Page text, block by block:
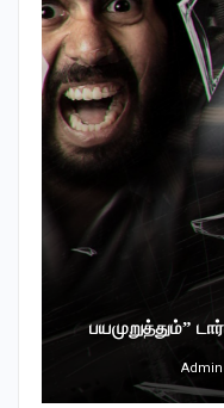
பயமுறுத்தும்”
Admin